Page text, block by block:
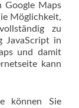
Google Maps
Möglichkeit,
zu
JavaScript in
und damit
kann
können Sie